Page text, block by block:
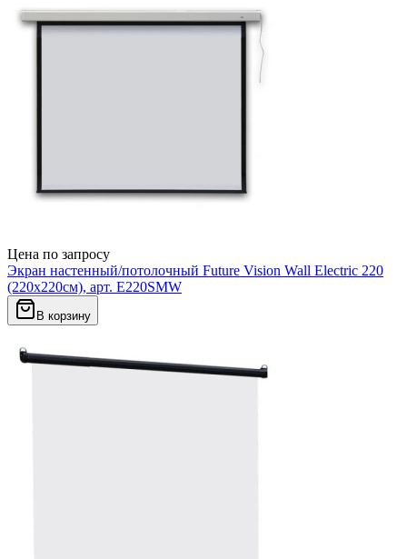
Цена по запросу
Экран настенный/потолочный Future Vision Wall Electric 220
(220x220см), арт. E220SMW
В корзину